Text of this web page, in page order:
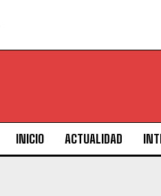
INICIO ACTUALIDAD